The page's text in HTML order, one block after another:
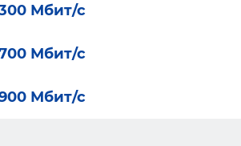
Мбит/с
Мбит/с
Мбит/с